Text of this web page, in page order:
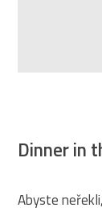
Dinner in
Abyste